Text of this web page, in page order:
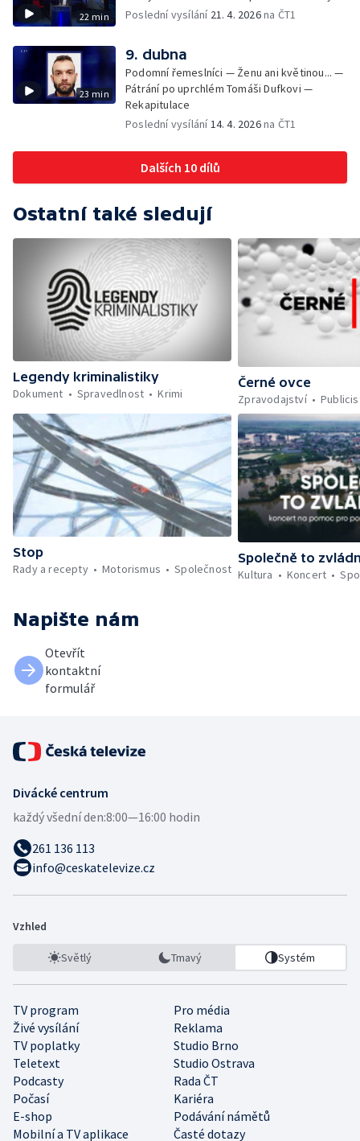
22 min
Poslední vysílání 21. 4. 2026na ČT1
23 min
9. dubna
Podomní řemeslníci — Ženu ani květinou... —
Pátrání po uprchlém Tomáši Dufkovi —
Rekapitulace
Poslední vysílání14. 4. 2026na ČT1
Dalších 10 dílů
Ostatní také sledují
Legendy kriminalistiky
Dokument
Spravedlnost Krimi
Černé ovce
Zpravodajství
Stop
Rady a recepty
Motorismus Společnost
Společně to
Kultura
Koncert
Napište nám
Otevřít
kontaktní
formulář
Divácké centrum
každý všední den:8:00—16:00 hodin
261 136 113
info@ceskatelevize.cz
Vzhled
Světlý Tmavý Systém
TV program
Pro média
Živé vysílání
Reklama
TV poplatky
Studio Brno
Teletext
Studio Ostrava
Podcasty
Rada ČT
Počasí
Kariéra
E-shop
Podávání námětů
Mobilní a TV aplikace
Časté dotazy